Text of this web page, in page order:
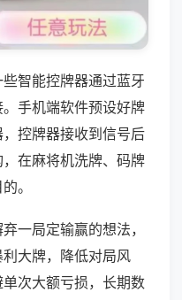
智能控牌器通过蓝牙
手机端软件预设好牌
控牌器接收到信号后
在麻将机洗牌、码牌
。
一局定输赢的想法，
大牌，降低对局风
次大额亏损，长期数